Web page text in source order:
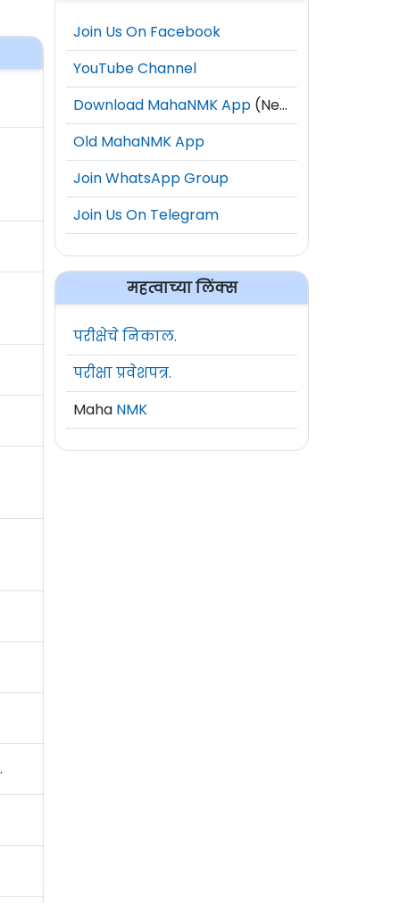
Join Us On Facebook
YouTube Channel
Download MahaNMK App (New)
Old MahaNMK App
Join WhatsApp Group
Join Us On Telegram
महत्वाच्या लिंक्स
परीक्षेचे निकाल.
परीक्षा प्रवेशपत्र.
Maha NMK